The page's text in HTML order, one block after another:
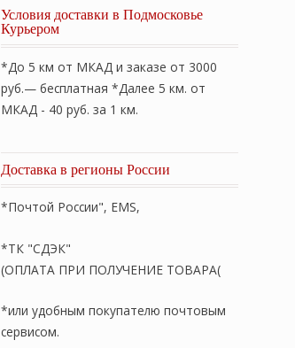
Условия доставки в Подмосковье
Курьером
*До 5 км от МКАД и заказе от 3000
руб.— бесплатная *Далее 5 км. от
МКАД - 40 руб. за 1 км.
Доставка в регионы России
*Почтой России", EMS,
*ТК "СДЭК"
(ОПЛАТА ПРИ ПОЛУЧЕНИЕ ТОВАРА(
*или удобным покупателю почтовым
сервисом.